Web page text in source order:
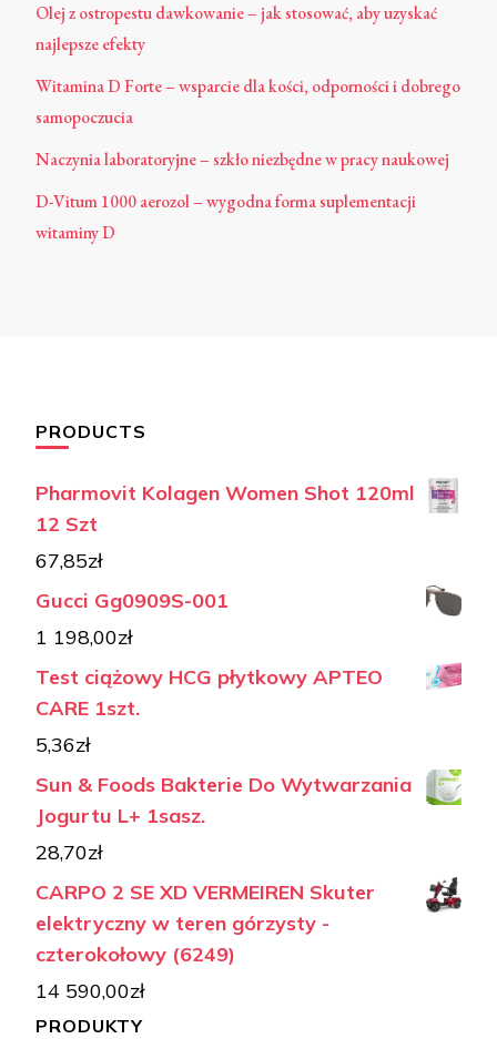
Olej z ostropestu dawkowanie – jak stosować, aby uzyskać
najlepsze efekty
Witamina D Forte – wsparcie dla kości, odporności i dobrego
samopoczucia
Naczynia laboratoryjne – szkło niezbędne w pracy naukowej
D-Vitum 1000 aerozol – wygodna forma suplementacji
witaminy D
PRODUCTS
Pharmovit Kolagen Women Shot 120ml
12 Szt
67,85zł
Gucci Gg0909S-001
1 198,00zł
Test ciążowy HCG płytkowy APTEO
CARE 1szt.
5,36zł
Sun & Foods Bakterie Do Wytwarzania
Jogurtu L+ 1sasz.
28,70zł
CARPO 2 SE XD VERMEIREN Skuter
elektryczny w teren górzysty -
czterokołowy (6249)
14 590,00zł
PRODUKTY